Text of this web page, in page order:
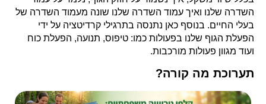
השדרה שלנו ואיך עמוד השדרה שלנו שונה מעמוד השדרה של
בעלי החיים. בנוסף כאן נתנסה בתרגילי קרדיטציה על ידי
הפעלת הגוף שלנו בפעולות כמו: טיפוס, תנועה, הפעלת כוח
ועוד מגוון פעולות מורכבות.
תערוכת מה קורה?